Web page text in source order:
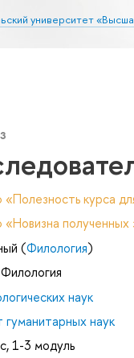
университет
курса
полученных
(Филология)
наук
гуманитарных наук
1-3 модуль